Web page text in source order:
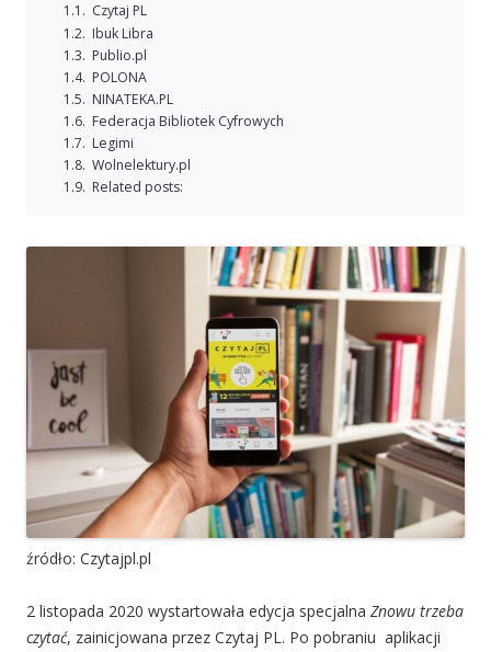
Czytaj PL
Ibuk Libra
Publio.pl
POLONA
NINATEKA.PL
Federacja Bibliotek Cyfrowych
Legimi
Wolnelektury.pl
Related posts:
źródło: Czytajpl.pl
2 listopada 2020 wystartowała edycja specjalna Znowu trzeba
czytać, zainicjowana przez Czytaj PL. Po pobraniu aplikacji